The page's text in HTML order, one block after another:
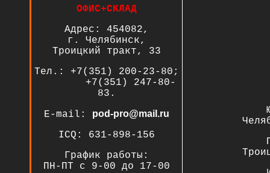
ОФИС+СКЛАД
Адрес: 454082,
г. Челябинск,
Троицкий тракт, 33
Тел.: +7(351) 200-23-80;
+7(351) 247-80-
83.
E-mail: pod-pro@mail.ru
ICQ: 631-898-156
График работы:
ПН-ПТ с 9-00 до 17-00